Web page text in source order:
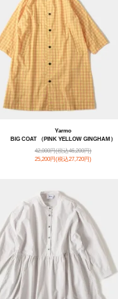
Yarmo
BIG COAT （PINK YELLOW GINGHAM）
42,000円(税込46,200円)
25,200円(税込27,720円)